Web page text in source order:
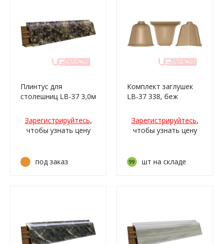
Плинтус для
столешниц LB-37 3,0м
коричневый (055м,
928м/339)
Зарегистрируйтесь,
чтобы узнать цену
под заказ
Комплект заглушек
LB-37 338, беж
Зарегистрируйтесь,
чтобы узнать цену
99 шт на складе